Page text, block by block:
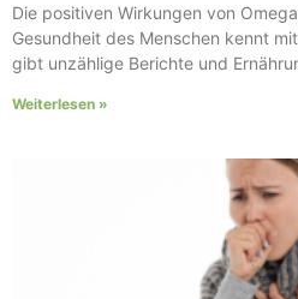
Die positiven Wirkungen von
Gesundheit des Menschen kennt
gibt unzählige Berichte und
Weiterlesen »